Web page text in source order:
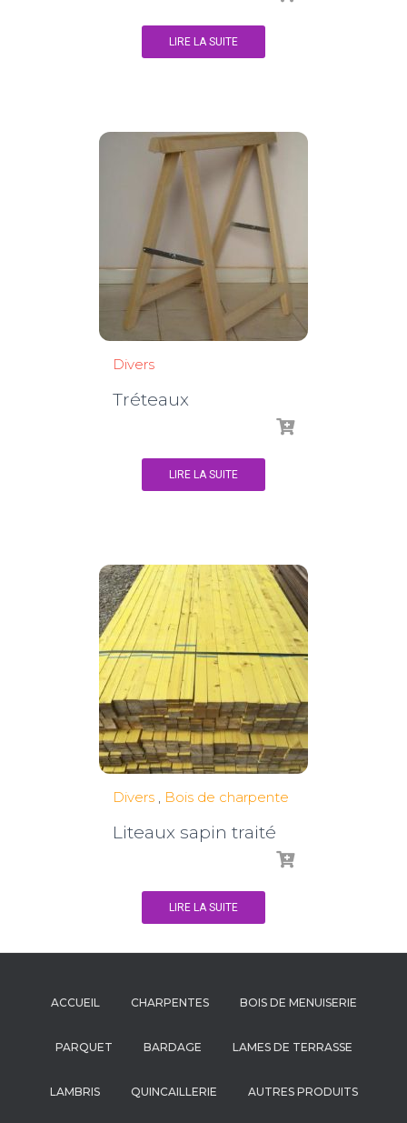
LIRE LA SUITE
Divers
Tréteaux
LIRE LA SUITE
Divers , Bois de charpente
Liteaux sapin traité
LIRE LA SUITE
ACCUEIL CHARPENTES BOIS DE MENUISERIE
PARQUET BARDAGE LAMES DE TERRASSE
LAMBRIS QUINCAILLERIE AUTRES PRODUITS